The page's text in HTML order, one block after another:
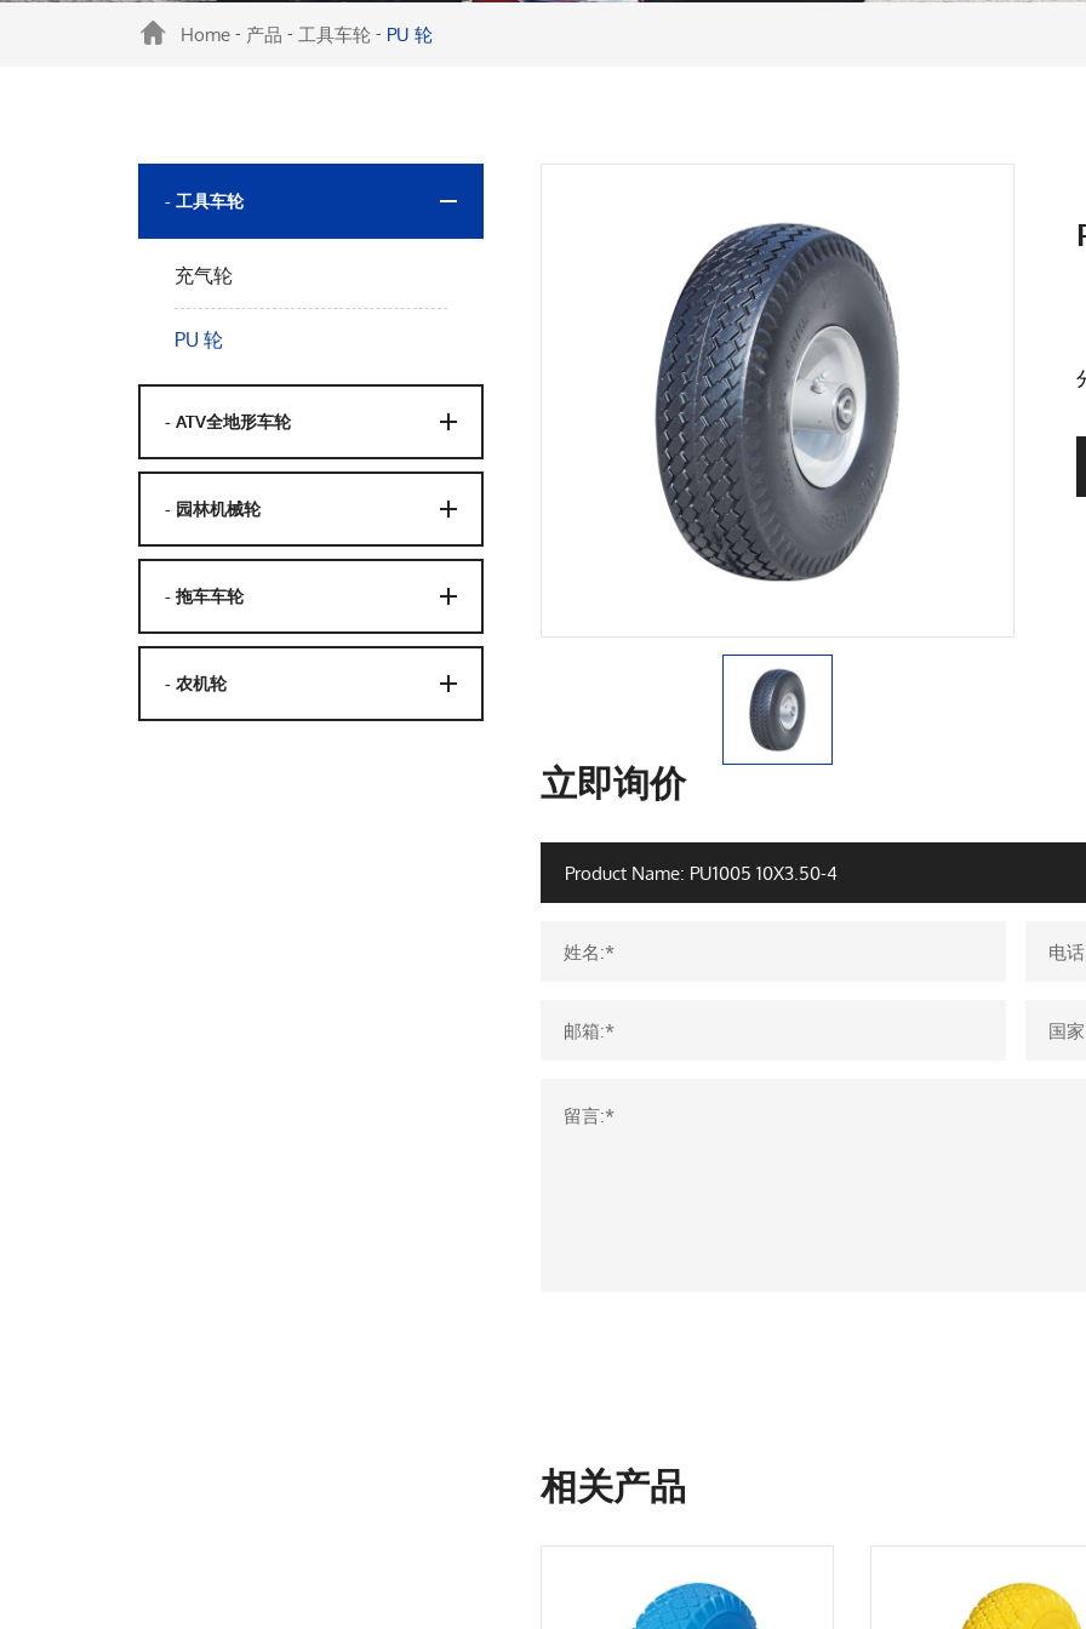
Home - 产品 - 工具车轮 - PU 轮
- 工具车轮
充气轮
PU 轮
- ATV全地形车轮
- 园林机械轮
- 拖车车轮
- 农机轮
立即询价
姓名:* 电
邮箱:* 国
留言:*
相关产品